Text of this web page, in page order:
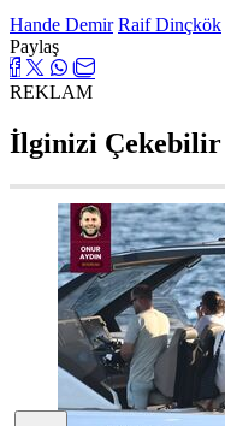
Hande Demir Raif Dinçkök
Paylaş
REKLAM
İlginizi Çekebilir